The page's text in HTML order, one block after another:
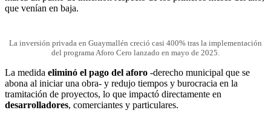
que venían en baja.
La inversión privada en Guaymallén creció casi 400% tras la implementación
del programa Aforo Cero lanzado en mayo de 2025.
La medida eliminó el pago del aforo -derecho municipal que se
abona al iniciar una obra- y redujo tiempos y burocracia en la
tramitación de proyectos, lo que impactó directamente en
desarrolladores, comerciantes y particulares.